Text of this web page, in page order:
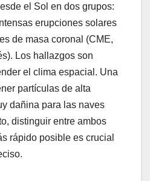
el Sol en dos grupos:
erupciones solares
de masa coronal (CME,
Los hallazgos son
el clima espacial. Una
partículas de alta
dañina para las naves
distinguir entre ambos
rápido posible es crucial